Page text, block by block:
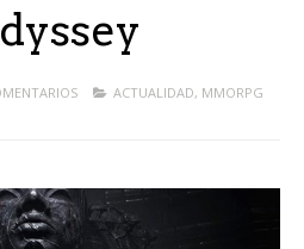
ACTUALIDAD, MMORPG